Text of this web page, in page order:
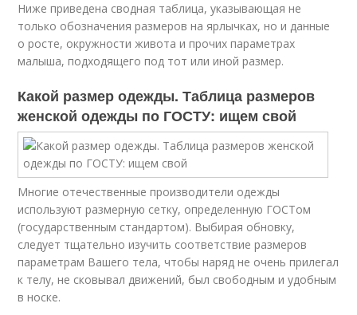
Ниже приведена сводная таблица, указывающая не
только обозначения размеров на ярлычках, но и данные
о росте, окружности живота и прочих параметрах
малыша, подходящего под тот или иной размер.
Какой размер одежды. Таблица размеров
женской одежды по ГОСТУ: ищем свой
Многие отечественные производители одежды
используют размерную сетку, определенную ГОСТом
(государственным стандартом). Выбирая обновку,
следует тщательно изучить соответствие размеров
параметрам Вашего тела, чтобы наряд не очень прилегал
к телу, не сковывал движений, был свободным и удобным
в носке.